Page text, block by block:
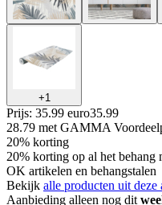
+1
Prijs: 35.99 euro35.99
28.79 met GAMMA
20% korting
20% korting op al het
OK artikelen en behangstalen
Bekijk alle producten uit deze
Aanbieding alleen nog dit